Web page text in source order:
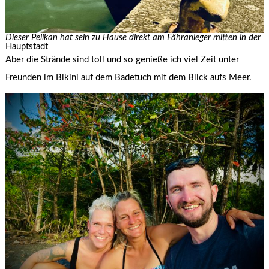
Dieser Pelikan hat sein zu Hause direkt am Fähranleger mitten in der
Hauptstadt
Aber die Strände sind toll und so genieße ich viel Zeit unter
Freunden im Bikini auf dem Badetuch mit dem Blick aufs Meer.